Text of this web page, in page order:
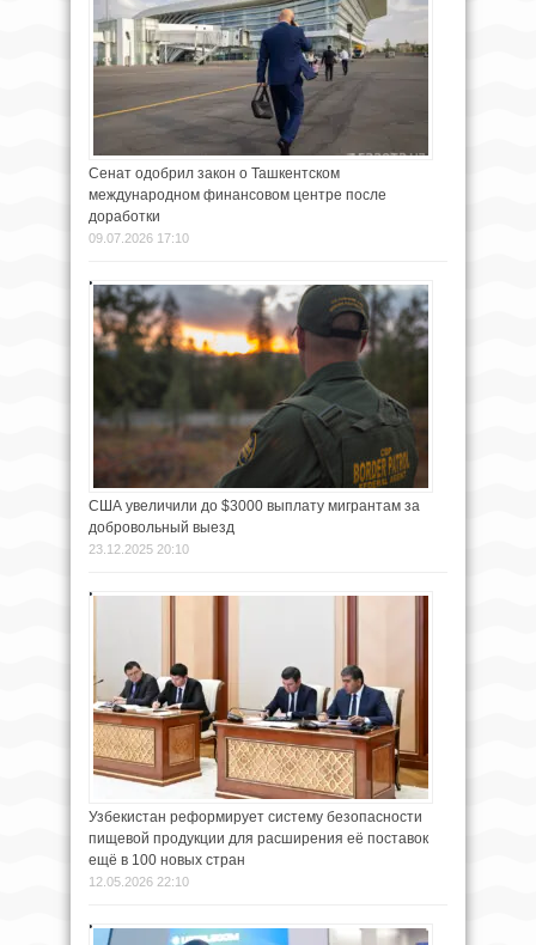
Сенат одобрил закон о Ташкентском
международном финансовом центре после
доработки
09.07.2026 17:10
США увеличили до $3000 выплату мигрантам за
добровольный выезд
23.12.2025 20:10
Узбекистан реформирует систему безопасности
пищевой продукции для расширения её поставок
ещё в 100 новых стран
12.05.2026 22:10